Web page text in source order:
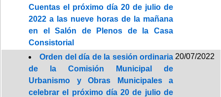
Cuentas el próximo día 20 de julio de
2022 a las nueve horas de la mañana
en el Salón de Plenos de la Casa
Consistorial
Orden del día de la sesión ordinaria
de la Comisión Municipal de
Urbanismo y Obras Municipales a
celebrar el próximo día 20 de julio de
20/07/2022